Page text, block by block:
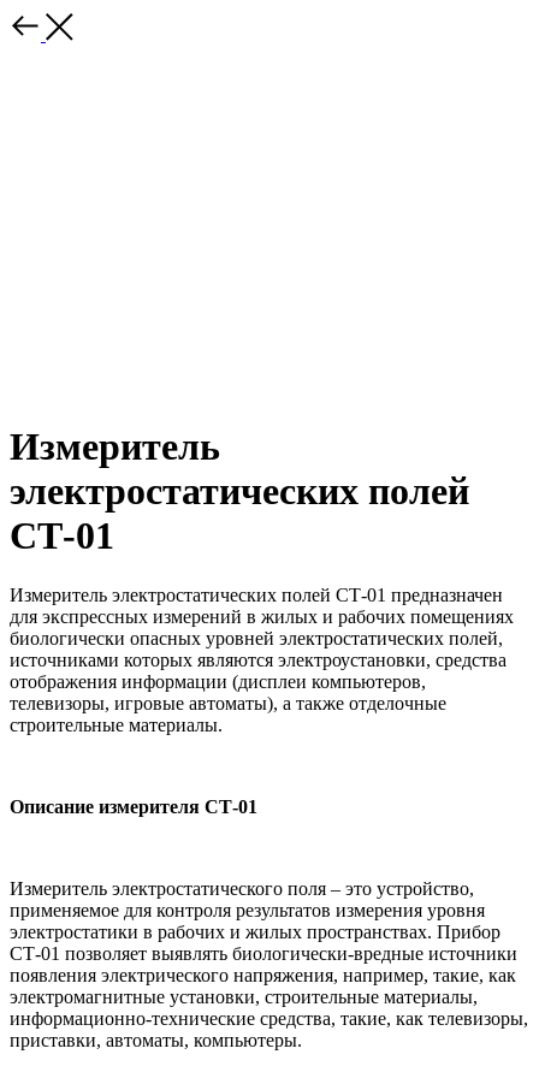
Измеритель
электростатических полей
СТ-01
Измеритель электростатических полей СТ-01 предназначен
для экспрессных измерений в жилых и рабочих помещениях
биологически опасных уровней электростатических полей,
источниками которых являются электроустановки, средства
отображения информации (дисплеи компьютеров,
телевизоры, игровые автоматы), а также отделочные
строительные материалы.
Описание измерителя СТ-01
Измеритель электростатического поля – это устройство,
применяемое для контроля результатов измерения уровня
электростатики в рабочих и жилых пространствах. Прибор
СТ-01 позволяет выявлять биологически-вредные источники
появления электрического напряжения, например, такие, как
электромагнитные установки, строительные материалы,
информационно-технические средства, такие, как телевизоры,
приставки, автоматы, компьютеры.